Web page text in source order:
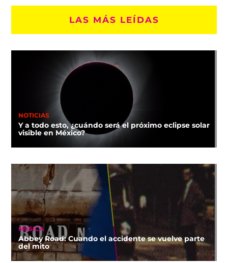
LAS MÁS LEÍDAS
NOTICIAS
Y a todo esto, ¿cuándo será el próximo eclipse solar
visible en México?
MÚSICA
Abbey Road: Cuando el accidente se vuelve parte
del mito